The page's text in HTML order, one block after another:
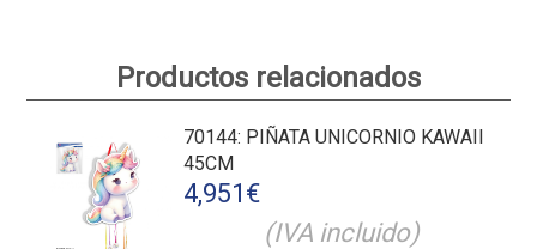
Productos relacionados
70144: PIÑATA UNICORNIO KAWAII
45CM
4,951 €
(IVA incluido)